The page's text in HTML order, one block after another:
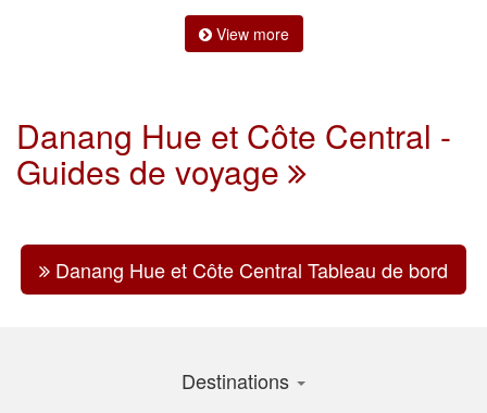
View more
Danang Hue et Côte Central -
Guides de voyage
Danang Hue et Côte Central Tableau de bord
Destinations